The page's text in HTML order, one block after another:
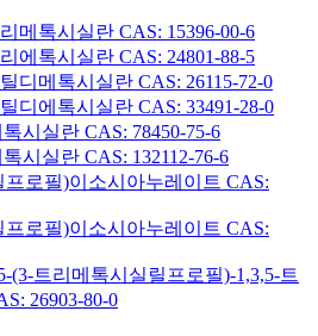
메톡시실란 CAS: 15396-00-6
에톡시실란 CAS: 24801-88-5
디메톡시실란 CAS: 26115-72-0
디에톡시실란 CAS: 33491-28-0
시실란 CAS: 78450-75-6
시실란 CAS: 132112-76-6
로필)이소시아누레이트 CAS:
로필)이소시아누레이트 CAS:
(3-트리메톡시실릴프로필)-1,3,5-트
26903-80-0